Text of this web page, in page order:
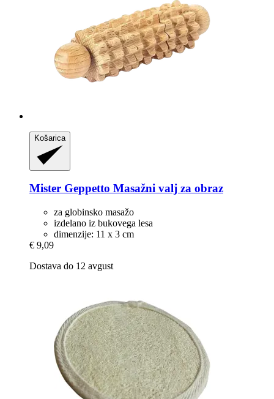
Košarica
Mister Geppetto Masažni valj za obraz
za globinsko masažo
izdelano iz bukovega lesa
dimenzije: 11 x 3 cm
€ 9,09
Dostava do 12 avgust